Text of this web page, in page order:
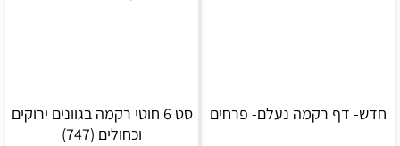
חדש- דף רקמה נעלם- פרחים
סט 6 חוטי רקמה בגוונים ירוקים
וכחולים (747)